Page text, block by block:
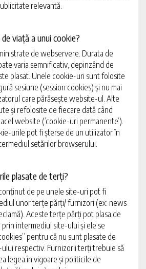
relevantă.
viață a unui cookie?
de webservere. Durata de
varia semnificativ, depinzând de
plasat. Unele cookie-uri sunt folosite
sesiune (session cookies) și nu mai
care părăsește website-ul. Alte
și refolosite de fiecare dată când
website (‘cookie-uri permanente‘).
urile pot fi șterse de un utilizator în
setărilor browserului.
plasate de terți?
de pe unele site-uri pot fi
unor terțe părți/ furnizori (ex: news
Aceste terțe părți pot plasa de
intermediul site-ului și ele se
pentru că nu sunt plasate de
respectiv. Furnizorii terți trebuie să
legea în vigoare și politicile de